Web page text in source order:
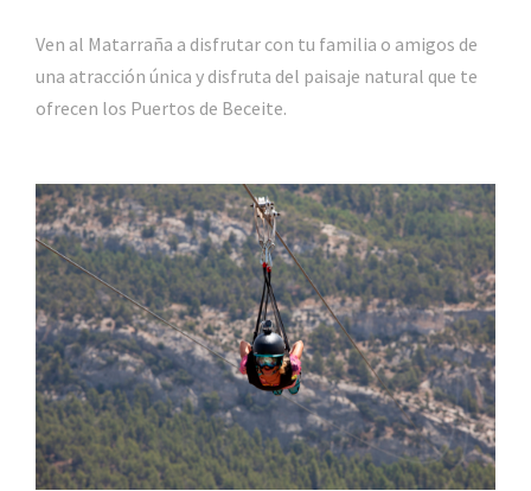
Ven al Matarraña a disfrutar con tu familia o amigos de
una atracción única y disfruta del paisaje natural que te
ofrecen los Puertos de Beceite.